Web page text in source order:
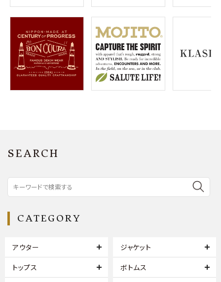
meeting_room ログイン 会員登録
SEARCH
CATEGORY
アウター ジャケット
トップス ボトムス